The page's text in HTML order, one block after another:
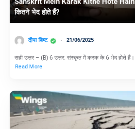
कितने भेद होते हैं?
दीपा बिष्ट 21/06/2025
सही उत्तर – (B) 6 उत्तर: संस्कृत में करक के 6 भेद होते
Read More